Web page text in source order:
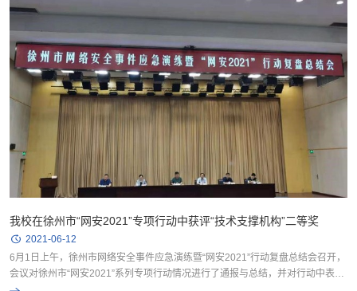
我校在徐州市“网安2021”专项行动中获评“技术支撑机构”二等奖
2021-06-12
6月1日上午，徐州市网络安全事件应急演练暨“网安2021”行动复盘总结会召开，
会议对徐州市“网安2021”系列专项行动情况进行了通报与总结，并对行动中表现